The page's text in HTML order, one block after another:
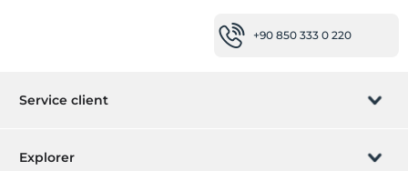
+90 850 333 0 220
Service client
Gérer la réservation
Explorer